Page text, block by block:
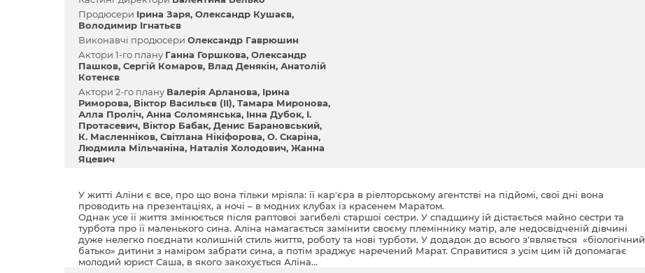
Продюсери Ірина Заря Олександр Кушаєв
Володимир Ігнатьєв
Виконавчі продюсери Олександр Гаврюшин
Актори 1-го плану Ганна Горшкова Олександр
Пашков Сергій Комаров Влад Денякін Анатолій
Котенєв
Актори 2-го плану Валерія Арланова Ірина
Риморова Віктор Васильєв (II) Тамара Миронова
Алла Проліч Анна Соломянська Інна Дубок І.
Протасевич Віктор Бабак Денис Барановський
К. Масленніков Світлана Нікіфорова О. Скаріна
Людмила Мільчаніна Наталія Холодович Жанна
Яцевич
У житті Аліни є все, про що вона тільки мріяла: її кар'єра в ріелторському агентстві на підйомі, свої дні вона
проводить на презентаціях, а ночі – в модних клубах із красенем Маратом.
Однак усе її життя змінюється після раптової загибелі старшої сестри. У спадщину їй дістається майно сестри та
турбота про її маленького сина. Аліна намагається замінити своєму племіннику матір, але недосвідченій дівчині
дуже нелегко поєднати колишній стиль життя, роботу та нові турботи. У додадок до всього з'являється «біологічний
батько» дитини з наміром забрати сина, а потім зраджує наречений Марат. Справитися з усім цим їй допомагає
молодий юрист Саша, в якого закохується Аліна...